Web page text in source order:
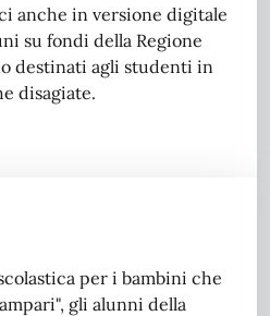
anche in versione digitale
su fondi della Regione
destinati agli studenti in
disagiate.
per i bambini che
gli alunni della